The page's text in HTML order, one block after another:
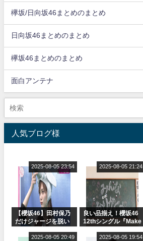
欅坂/日向坂46まとめのまとめ
日向坂46まとめのまとめ
欅坂46まとめのまとめ
面白アンテナ
人気ブログ様
【櫻坂46】田村保乃
だけジャージを脱い
2025-08-05 23:54
良い品揃え！櫻坂46
12thシングル『Make
ャルグッズ絶賛販売
2025-08-05 21:24
2025-08-05 20:49 2025-08-05 19:54